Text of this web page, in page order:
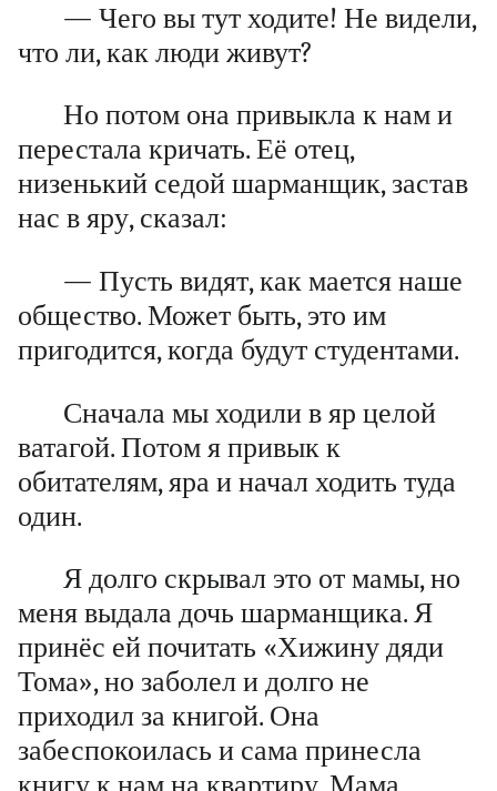
— Чего вы тут ходите! Не видели,
что ли, как люди живут?
Но потом она привыкла к нам и
перестала кричать. Её отец,
низенький седой шарманщик, застав
нас в яру, сказал:
— Пусть видят, как мается наше
общество. Может быть, это им
пригодится, когда будут студентами.
Сначала мы ходили в яр целой
ватагой. Потом я привык к
обитателям, яра и начал ходить туда
один.
Я долго скрывал это от мамы, но
меня выдала дочь шарманщика. Я
принёс ей почитать «Хижину дяди
Тома», но заболел и долго не
приходил за книгой. Она
забеспокоилась и сама принесла